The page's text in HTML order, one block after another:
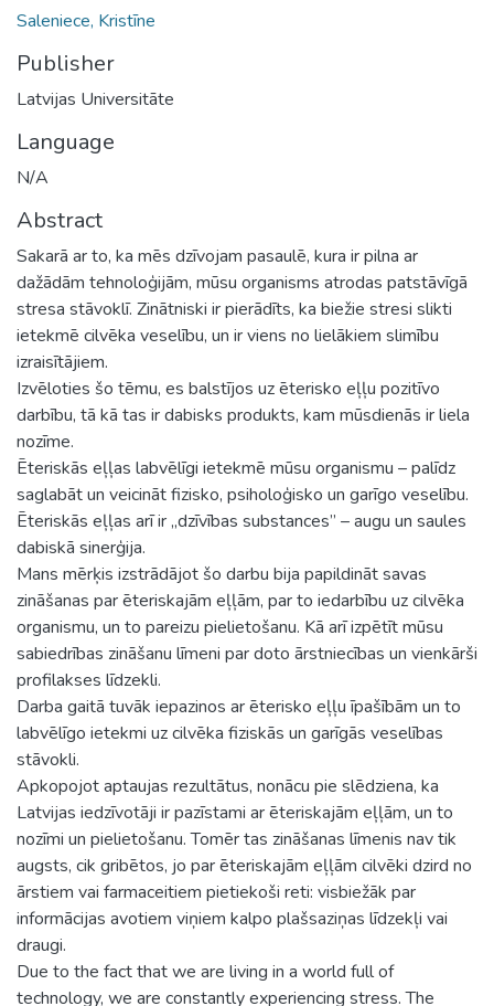
Saleniece, Kristīne
Publisher
Latvijas Universitāte
Language
N/A
Abstract
Sakarā ar to, ka mēs dzīvojam pasaulē, kura ir pilna ar
dažādām tehnoloģijām, mūsu organisms atrodas patstāvīgā
stresa stāvoklī. Zinātniski ir pierādīts, ka biežie stresi slikti
ietekmē cilvēka veselību, un ir viens no lielākiem slimību
izraisītājiem.
Izvēloties šo tēmu, es balstījos uz ēterisko eļļu pozitīvo
darbību, tā kā tas ir dabisks produkts, kam mūsdienās ir liela
nozīme.
Ēteriskās eļļas labvēlīgi ietekmē mūsu organismu – palīdz
saglabāt un veicināt fizisko, psiholoģisko un garīgo veselību.
Ēteriskās eļļas arī ir „dzīvības substances” – augu un saules
dabiskā sinerģija.
Mans mērķis izstrādājot šo darbu bija papildināt savas
zināšanas par ēteriskajām eļļām, par to iedarbību uz cilvēka
organismu, un to pareizu pielietošanu. Kā arī izpētīt mūsu
sabiedrības zināšanu līmeni par doto ārstniecības un vienkārši
profilakses līdzekli.
Darba gaitā tuvāk iepazinos ar ēterisko eļļu īpašībām un to
labvēlīgo ietekmi uz cilvēka fiziskās un garīgās veselības
stāvokli.
Apkopojot aptaujas rezultātus, nonācu pie slēdziena, ka
Latvijas iedzīvotāji ir pazīstami ar ēteriskajām eļļām, un to
nozīmi un pielietošanu. Tomēr tas zināšanas līmenis nav tik
augsts, cik gribētos, jo par ēteriskajām eļļām cilvēki dzird no
ārstiem vai farmaceitiem pietiekoši reti: visbiežāk par
informācijas avotiem viņiem kalpo plašsaziņas līdzekļi vai
draugi.
Due to the fact that we are living in a world full of
technology, we are constantly experiencing stress. The